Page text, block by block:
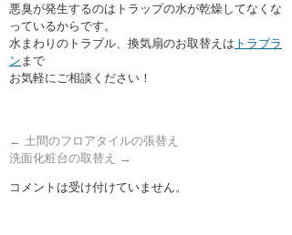
悪臭が発生するのはトラップの水が乾燥してなくな
っているからです。
水まわりのトラブル、換気扇のお取替えは トラブラ
ン まで
お気軽にご相談ください！
← 土間のフロアタイルの張替え
洗面化粧台の取替え
→
コメントは受け付けていません。